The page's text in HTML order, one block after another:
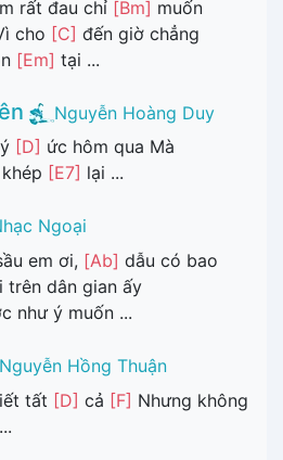
rất đau chỉ [Bm] muốn
cho [C] đến giờ chẳng
[Em] tại ...
Nguyễn Hoàng Duy
[D] ức hôm qua Mà
[E7] lại ...
Ngoại
em ơi, [Ab] dẫu có bao
trên dân gian ấy
như ý muốn ...
Nguyễn Hồng Thuận
tất [D] cả [F] Nhưng không